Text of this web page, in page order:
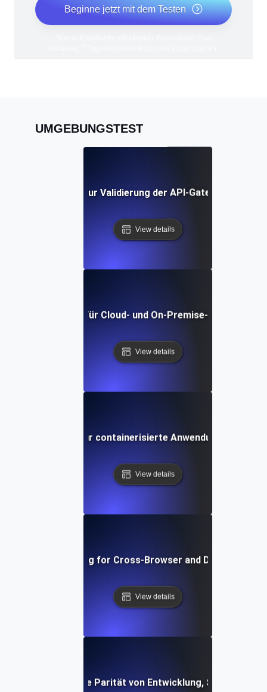
Beginne jetzt mit dem Testen
UMGEBUNGSTEST
Umgebungstests zur Validierung der API-Gateway-
View details
Umwelttests für Cloud- und On-Premise-
View details
für containerisierte Anwendungen in
View details
Environment Testing for Cross-Browser and Device
View details
für die Parität von Entwicklung, Staging und